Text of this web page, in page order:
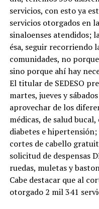
servicios, con esto ya
servicios otorgados en
sinaloenses atendidos;
ésa, seguir recorriendo
comunidades, no
sino porque ahí hay
El titular de SEDESO
martes, jueves y
aprovechar de los
médicas, de salud
diabetes e
cortes de cabello
solicitud de despensas
ruedas, muletas y
Cabe destacar que al
otorgado 2 mil 341